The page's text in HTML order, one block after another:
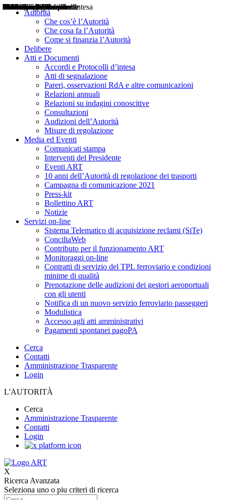
Autorità
Che cos’è l’Autorità
Che cosa fa l’Autorità
Come si finanzia l’Autorità
Delibere
Atti e Documenti
Accordi e Protocolli d’intesa
Atti di segnalazione
Pareri, osservazioni RdA e altre comunicazioni
Relazioni annuali
Relazioni su indagini conoscitive
Consultazioni
Audizioni dell’Autorità
Misure di regolazione
Media ed Eventi
Comunicati stampa
Interventi del Presidente
Eventi ART
10 anni dell’Autorità di regolazione dei trasporti
Campagna di comunicazione 2021
Press-kit
Bollettino ART
Notizie
Servizi on-line
Sistema Telematico di acquisizione reclami (SiTe)
ConciliaWeb
Contributo per il funzionamento ART
Monitoraggi on-line
Contratti di servizio del TPL ferroviario e condizioni
minime di qualità
Prenotazione delle audizioni dei gestori aeroportuali
con gli utenti
Notifica di un nuovo servizio ferroviario passeggeri
Modulistica
Accesso agli atti amministrativi
Pagamenti spontanei pagoPA
Cerca
Contatti
Amministrazione Trasparente
Login
L'AUTORITÀ
Cerca
Amministrazione Trasparente
Contatti
Login
X
Ricerca Avanzata
Seleziona uno o piu criteri di ricerca
Delibere
Pareri
Consultazioni
Audizioni
Atti di Segnalazione
Accordi e Protocolli d'Intesa
Relazioni annuali
Misure di regolazione
Notizie
Comunicati Stampa
Bollettini ART
Convegni ART
Interviste del Presidente
Articoli in primo piano
Interventi del Presidente
2004
2005
2010
2013
2014
2015
2016
2017
2018
2019
202
2020
2021
2022
2023
2024
2025
2026
Aereo
Marittimo
Terrestre